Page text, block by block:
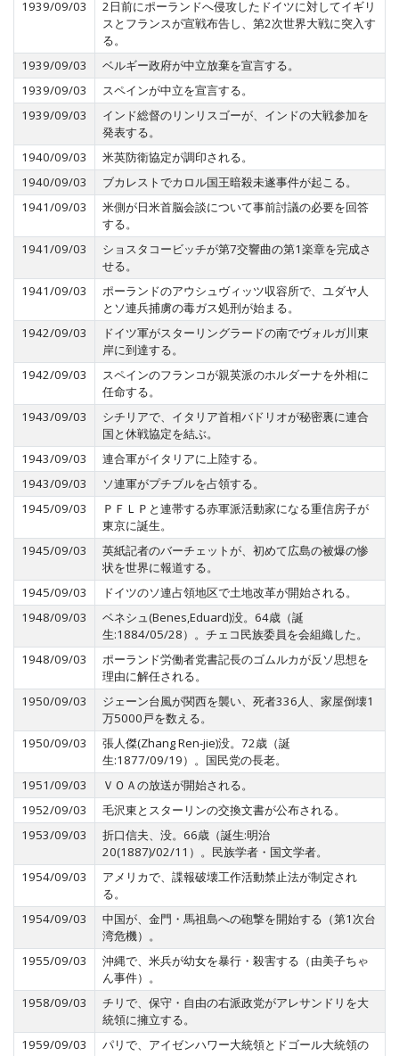
1939/09/03
2日前にポーランドへ侵攻したドイツに対してイギリ
スとフランスが宣戦布告し、第2次世界大戦に突入す
る。
1939/09/03
ベルギー政府が中立放棄を宣言する。
1939/09/03
スペインが中立を宣言する。
1939/09/03
インド総督のリンリスゴーが、インドの大戦参加を
発表する。
1940/09/03
米英防衛協定が調印される。
1940/09/03
ブカレストでカロル国王暗殺未遂事件が起こる。
1941/09/03
米側が日米首脳会談について事前討議の必要を回答
する。
1941/09/03
ショスタコービッチが第7交響曲の第1楽章を完成さ
せる。
1941/09/03
ポーランドのアウシュヴィッツ収容所で、ユダヤ人
とソ連兵捕虜の毒ガス処刑が始まる。
1942/09/03
ドイツ軍がスターリングラードの南でヴォルガ川東
岸に到達する。
1942/09/03
スペインのフランコが親英派のホルダーナを外相に
任命する。
1943/09/03
シチリアで、イタリア首相バドリオが秘密裏に連合
国と休戦協定を結ぶ。
1943/09/03
連合軍がイタリアに上陸する。
1943/09/03
ソ連軍がプチブルを占領する。
1945/09/03
ＰＦＬＰと連帯する赤軍派活動家になる重信房子が
東京に誕生。
1945/09/03
英紙記者のバーチェットが、初めて広島の被爆の惨
状を世界に報道する。
1945/09/03
ドイツのソ連占領地区で土地改革が開始される。
1948/09/03
ベネシュ(Benes,Eduard)没。64歳（誕
生:1884/05/28）。チェコ民族委員を会組織した。
1948/09/03
ポーランド労働者党書記長のゴムルカが反ソ思想を
理由に解任される。
1950/09/03
ジェーン台風が関西を襲い、死者336人、家屋倒壊1
万5000戸を数える。
1950/09/03
張人傑(Zhang Ren-jie)没。72歳（誕
生:1877/09/19）。国民党の長老。
1951/09/03
ＶＯＡの放送が開始される。
1952/09/03
毛沢東とスターリンの交換文書が公布される。
1953/09/03
折口信夫、没。66歳（誕生:明治
20(1887)/02/11）。民族学者・国文学者。
1954/09/03
アメリカで、諜報破壊工作活動禁止法が制定され
る。
1954/09/03
中国が、金門・馬祖島への砲撃を開始する（第1次台
湾危機）。
1955/09/03
沖縄で、米兵が幼女を暴行・殺害する（由美子ちゃ
ん事件）。
1958/09/03
チリで、保守・自由の右派政党がアレサンドリを大
統領に擁立する。
1959/09/03
パリで、アイゼンハワー大統領とドゴール大統領の